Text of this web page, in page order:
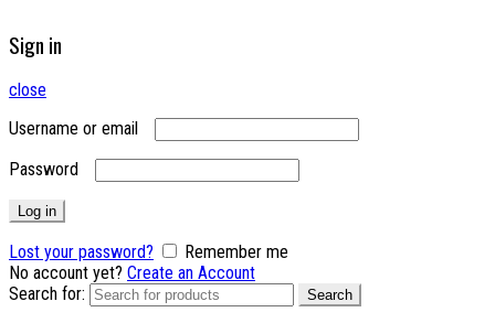
Sign in
close
Username or email
Password
Log in
Lost your password?
Remember me
No account yet? Create an Account
Search for:
Search